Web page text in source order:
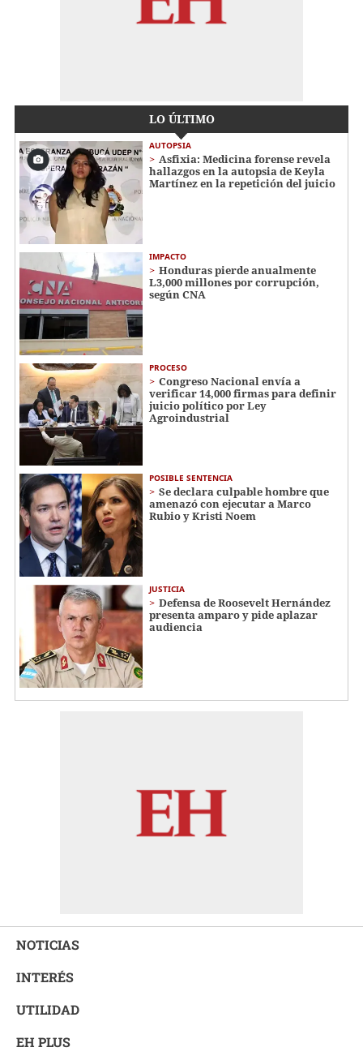
LO ÚLTIMO
AUTOPSIA
Asfixia: Medicina forense revela
hallazgos en la autopsia de Keyla
Martínez en la repetición del juicio
IMPACTO
Honduras pierde anualmente
L3,000 millones por corrupción,
según CNA
PROCESO
Congreso Nacional envía a
verificar 14,000 firmas para definir
juicio político por Ley
Agroindustrial
POSIBLE SENTENCIA
Se declara culpable hombre que
amenazó con ejecutar a Marco
Rubio y Kristi Noem
JUSTICIA
Defensa de Roosevelt Hernández
presenta amparo y pide aplazar
audiencia
NOTICIAS
INTERÉS
UTILIDAD
EH PLUS